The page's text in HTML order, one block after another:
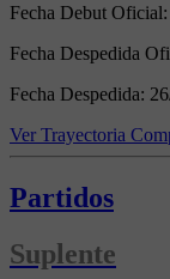
Fecha Debut Oficial:
Fecha Despedida
Fecha Despedida:
Ver Trayectoria
Partidos
Suplente